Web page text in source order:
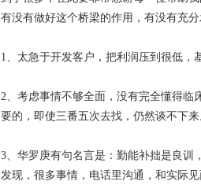
有没有做好这个桥梁的作用，有没有充
1、太急于开发客户，把利润压到很低
2、考虑事情不够全面，没有完全懂得临
要的，即使三番五次去找，仍然谈不下
3、华罗庚有句名言是：勤能补拙是良训
发现，很多事情，电话里沟通，和实际